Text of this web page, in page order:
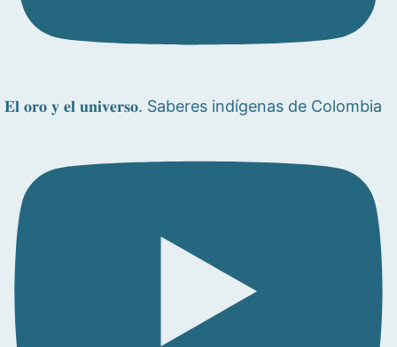
𝐄𝐥 𝐨𝐫𝐨 𝐲 𝐞𝐥 𝐮𝐧𝐢𝐯𝐞𝐫𝐬𝐨. Saberes indígenas de Colombia